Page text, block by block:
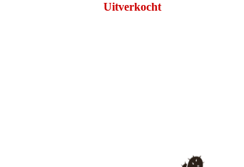
Uitverkocht